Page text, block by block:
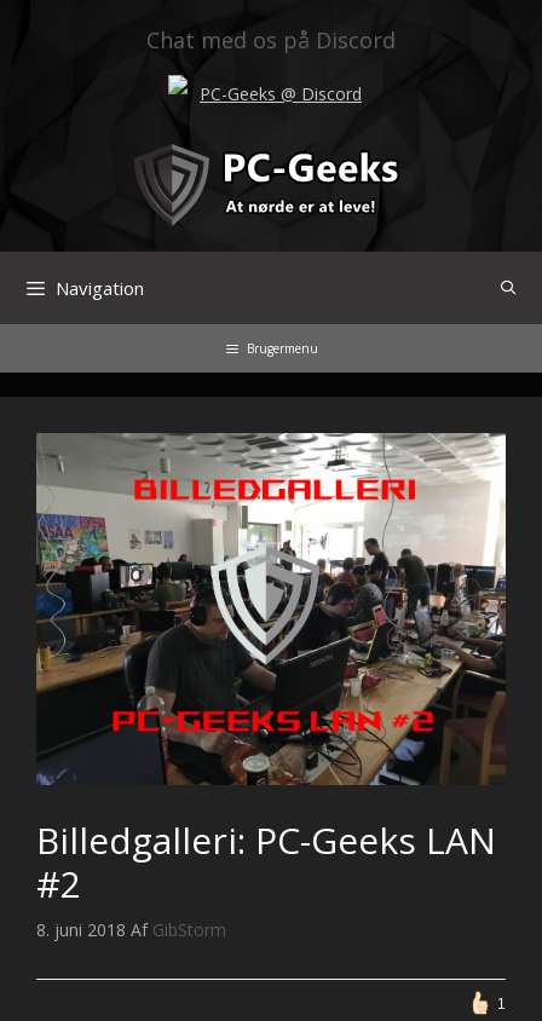
Chat med os på Discord
PC-Geeks @ Discord
Navigation
Brugermenu
Billedgalleri: PC-Geeks LAN
#2
8. juni 2018 Af GibStorm
1